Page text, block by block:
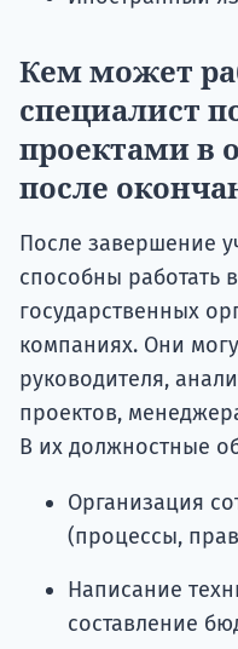
Кем может
специалист
проектами в
после
После завершение
способны работать
государственных
компаниях. Они
руководителя,
проектов,
В их должностные
Организация
(процессы,
Написание
составление